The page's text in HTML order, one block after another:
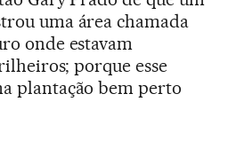
uma área chamada
onde estavam
porque esse
plantação bem perto